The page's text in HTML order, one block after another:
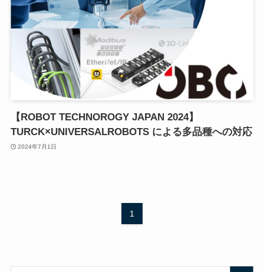
【ROBOT TECHNOROGY JAPAN 2024】
TURCK×UNIVERSALROBOTS による多品種への対応
2024年7月1日
1